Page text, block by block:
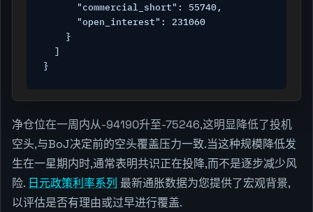
      "commercial_short": 55740,
      "open_interest": 231060
    }
  ]
}
净仓位在一周内从-94190升至-75246,这明显降低了投机
空头,与BoJ决定前的空头覆盖压力一致.当这种规模降低发
生在一星期内时,通常表明共识正在投降,而不是逐步减少风
险. 日元政策利率系列 最新通胀数据为您提供了宏观背景,
以评估是否有理由或过早进行覆盖.